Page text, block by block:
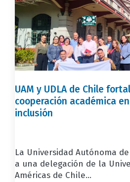
UAM y UDLA de Chile
cooperación académica
inclusión
La Universidad Autónoma
a una delegación de la
Américas de Chile...